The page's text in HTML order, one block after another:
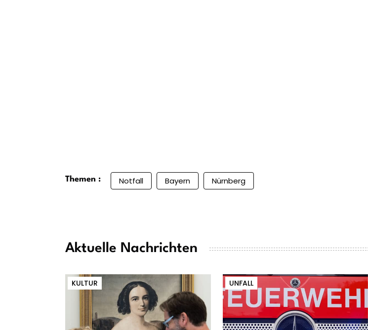
Themen : Notfall Bayern Nürnberg
Aktuelle Nachrichten
KULTUR UNFALL